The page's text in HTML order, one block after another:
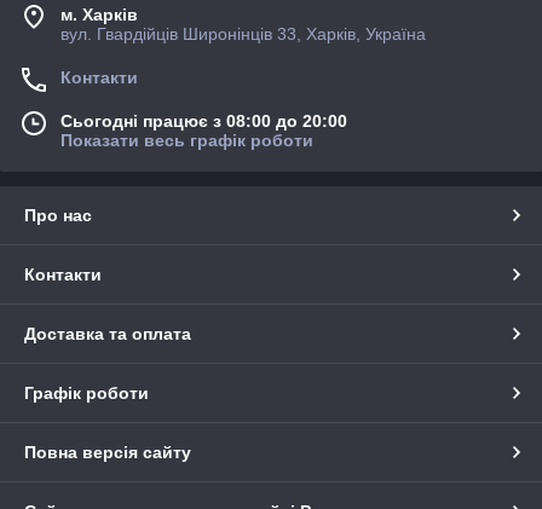
м. Харків
вул. Гвардійців Широнінців 33, Харків, Україна
Контакти
Сьогодні працює з 08:00 до 20:00
Показати весь графік роботи
Про нас
Контакти
Доставка та оплата
Графік роботи
Повна версія сайту